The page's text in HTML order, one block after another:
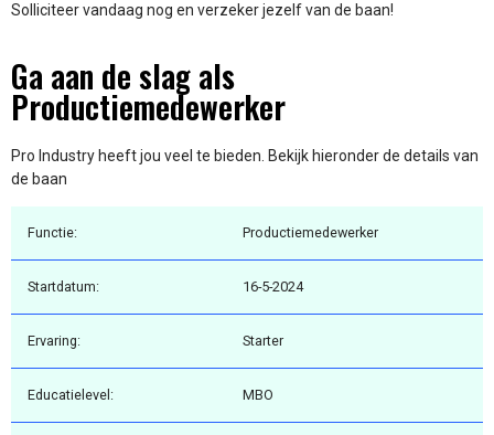
Solliciteer vandaag nog en verzeker jezelf van de baan!
Ga aan de slag als
Productiemedewerker
Pro Industry heeft jou veel te bieden. Bekijk hieronder de details van
de baan
Functie: Productiemedewerker
Startdatum: 16-5-2024
Ervaring: Starter
Educatielevel: MBO